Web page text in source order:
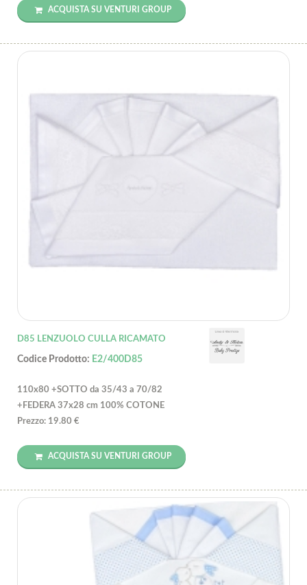
ACQUISTA SU VENTURI GROUP
D85 LENZUOLO CULLA RICAMATO
Codice Prodotto: E2/400D85
110x80 +SOTTO da 35/43 a 70/82
+FEDERA 37x28 cm 100% COTONE
Prezzo: 19.80 €
ACQUISTA SU VENTURI GROUP